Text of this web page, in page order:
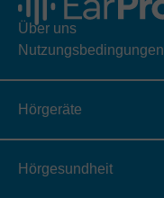
Über uns
Nutzungsbedingungen
Hörgeräte
Hörgesundheit